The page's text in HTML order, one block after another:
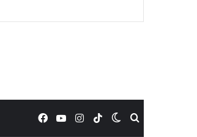
Switch
TikTok
Instagram
YouTube
Facebook